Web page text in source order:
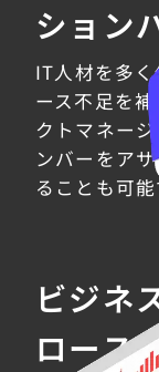
ション
IT人材を多
ース不足を
クトマネー
ンバーをア
ることも可能
ビジネ
ロース